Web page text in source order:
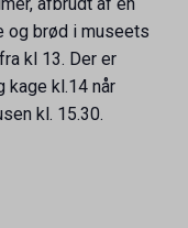
og brød i museets
kl 13. Der er
kl.14 når
kl. 15.30.